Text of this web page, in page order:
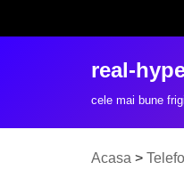
real-
cele mai bune
Acasa >